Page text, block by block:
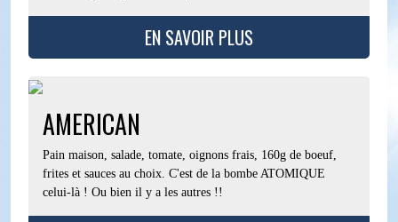
EN SAVOIR PLUS
AMERICAN
Pain maison, salade, tomate, oignons frais, 160g de boeuf,
frites et sauces au choix. C'est de la bombe ATOMIQUE
celui-là ! Ou bien il y a les autres !!